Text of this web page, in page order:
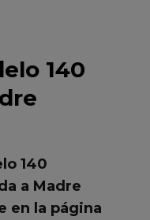
140
140
a Madre
en la página